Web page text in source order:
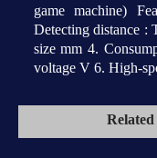
game machine)
Detecting distance :
size mm 4.
voltage V 6. High-